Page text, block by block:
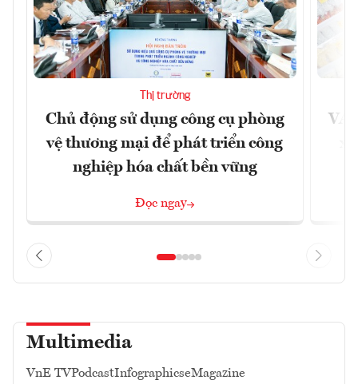
Thị trường
Chủ động sử dụng công cụ phòng
vệ thương mại để phát triển công
nghiệp hóa chất bền vững
Đọc ngay
Multimedia
VnE TVPodcastInfographicseMagazine